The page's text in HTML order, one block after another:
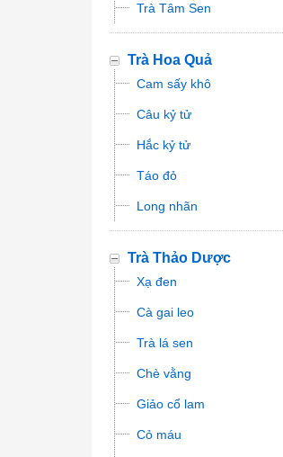
Trà Tâm Sen
Trà Hoa Quả
Cam sấy khô
Câu kỷ tử
Hắc kỷ tử
Táo đỏ
Long nhãn
Trà Thảo Dược
Xạ đen
Cà gai leo
Trà lá sen
Chè vằng
Giảo cổ lam
Cỏ máu